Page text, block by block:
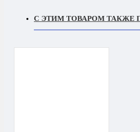
С ЭТИМ ТОВАРОМ